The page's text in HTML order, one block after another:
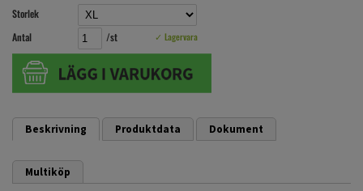
Storlek
Antal
/st ✓ Lagervara
Beskrivning Produktdata Dokument
Multiköp